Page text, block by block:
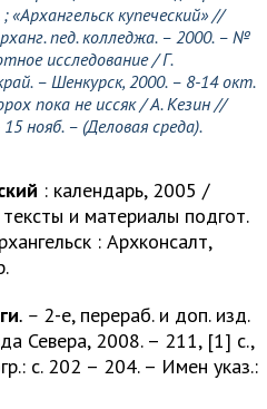
«Архангельск купеческий» //
пед. колледжа. – 2000. – №
исследование /Г.
– Шенкурск, 2000. – 8-14 окт.
пока не иссяк /А. Кезин //
нояб. – (Деловая среда).
: календарь, 2005 /
тексты и материалы подгот.
: Архконсалт,
. – 2-е, перераб. и доп. изд.
Севера, 2008. – 211, [1] с.,
с. 202 – 204. – Имен указ.: